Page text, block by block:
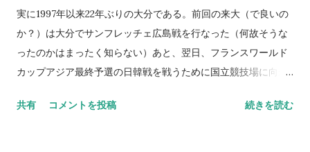
た。 改めて「坂の上の雲」を読みたくなった。近代日本はこの
日露戦争から再び厳しい時代へと向かうことになる。戦争が良
いか悪いかと言われるとしたくない方向なのは当たり前だ。だ
からこそ歴史を学び歴史を知り歴史を使うことで、今の日本を
ら？」とアミーゴに言われた。僕自身まだまだその領域まで達
実に1997年以来22年ぶりの大分である。前回の来大（で良いの
か？）は大分でサンフレッチェ広島戦を行なった（何故そうな
ったのかはまったく知らない）あと、翌日、フランスワールド
カップアジア最終予選の日韓戦を戦うために国立競技場に向か
トが海上を走っておりかなり交通の便の良さ（と言っていいか
共有 コメントを投稿 続きを読む